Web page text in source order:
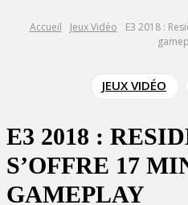
Accueil Jeux Vidéo
E3 2018 :
JEUX VIDÉO
E3 2018 :
S’OFFRE 17
GAMEPLAY